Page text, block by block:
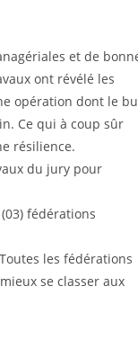
et de
ont révélé les
opération dont le
Ce qui à coup sûr
résilience.
du jury pour
fédérations
les fédérations
se classer aux